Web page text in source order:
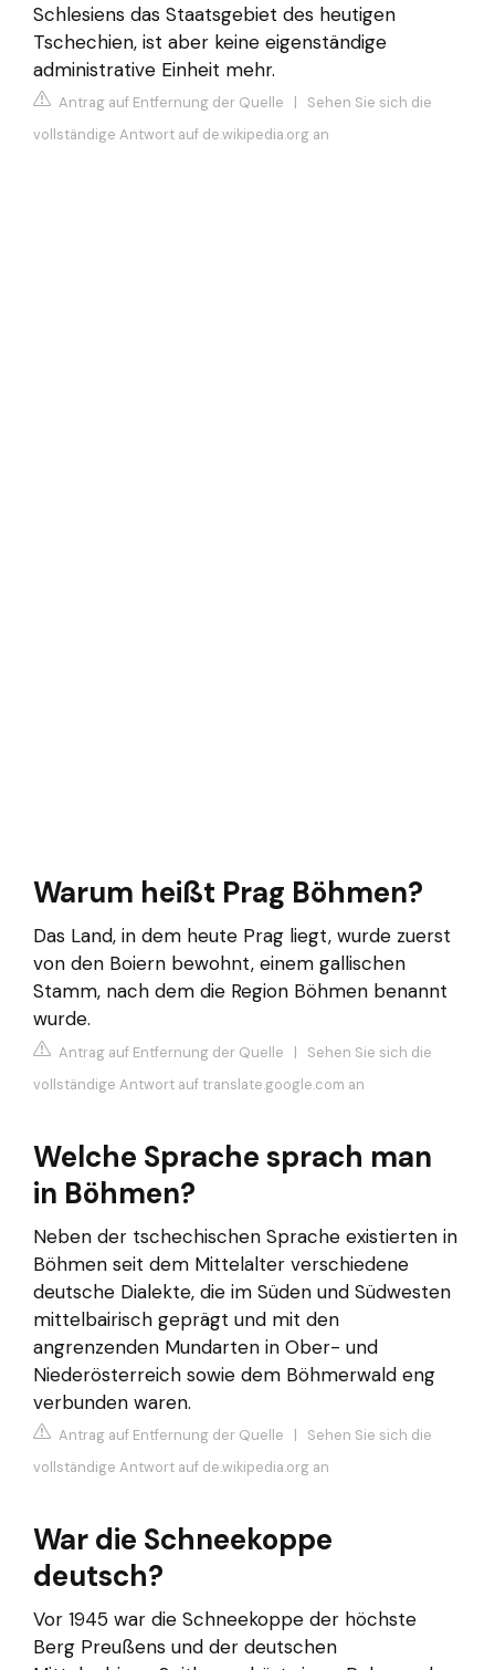
Schlesiens das Staatsgebiet des heutigen
Tschechien, ist aber keine eigenständige
administrative Einheit mehr.
Antrag auf Entfernung der Quelle | Sehen Sie sich die
vollständige Antwort auf de.wikipedia.org an
Warum heißt Prag Böhmen?
Das Land, in dem heute Prag liegt, wurde zuerst
von den Boiern bewohnt, einem gallischen
Stamm, nach dem die Region Böhmen benannt
wurde.
Antrag auf Entfernung der Quelle | Sehen Sie sich die
vollständige Antwort auf translate.google.com an
Welche Sprache sprach man
in Böhmen?
Neben der tschechischen Sprache existierten in
Böhmen seit dem Mittelalter verschiedene
deutsche Dialekte, die im Süden und Südwesten
mittelbairisch geprägt und mit den
angrenzenden Mundarten in Ober- und
Niederösterreich sowie dem Böhmerwald eng
verbunden waren.
Antrag auf Entfernung der Quelle | Sehen Sie sich die
vollständige Antwort auf de.wikipedia.org an
War die Schneekoppe
deutsch?
Vor 1945 war die Schneekoppe der höchste
Berg Preußens und der deutschen